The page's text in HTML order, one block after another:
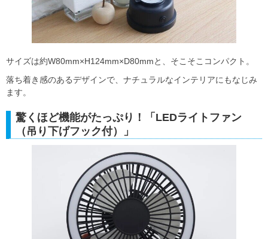
サイズは約W80mm×H124mm×D80mmと、そこそこコンパクト。
落ち着き感のあるデザインで、ナチュラルなインテリアにもなじみ
ます。
驚くほど機能がたっぷり！「LEDライトファン
（吊り下げフック付）」